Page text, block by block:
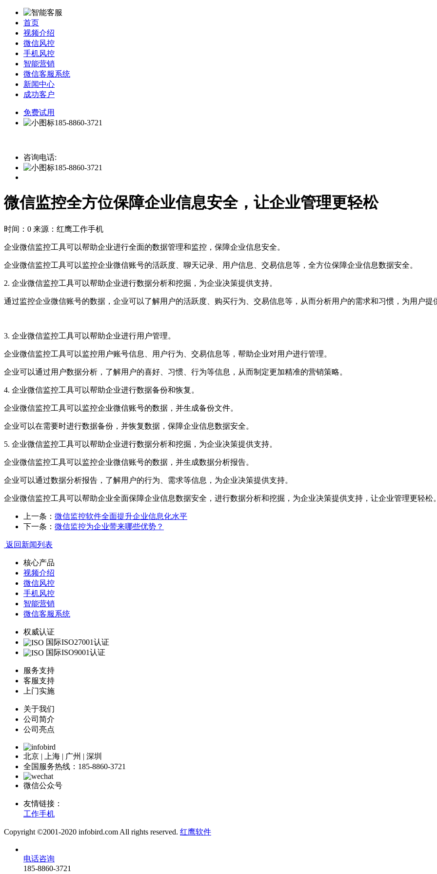
首页
视频介绍
微信风控
手机风控
智能营销
微信客服系统
新闻中心
成功客户
免费试用
185-8860-3721
咨询电话:
185-8860-3721
微信监控全方位保障企业信息安全，让企业管理更轻松
时间：0 来源：红鹰工作手机
企业微信监控工具可以帮助企业进行全面的数据管理和监控，保障企业信息安全。
企业微信监控工具可以监控企业微信账号的活跃度、聊天记录、用户信息、交易信息等，全方位保障企业信息数据安全。
2. 企业微信监控工具可以帮助企业进行数据分析和挖掘，为企业决策提供支持。
通过监控企业微信账号的数据，企业可以了解用户的活跃度、购买行为、交易信息等，从而分析用户的需求和习惯，为用户提
3. 企业微信监控工具可以帮助企业进行用户管理。
企业微信监控工具可以监控用户账号信息、用户行为、交易信息等，帮助企业对用户进行管理。
企业可以通过用户数据分析，了解用户的喜好、习惯、行为等信息，从而制定更加精准的营销策略。
4. 企业微信监控工具可以帮助企业进行数据备份和恢复。
企业微信监控工具可以监控企业微信账号的数据，并生成备份文件。
企业可以在需要时进行数据备份，并恢复数据，保障企业信息数据安全。
5. 企业微信监控工具可以帮助企业进行数据分析和挖掘，为企业决策提供支持。
企业微信监控工具可以监控企业微信账号的数据，并生成数据分析报告。
企业可以通过数据分析报告，了解用户的行为、需求等信息，为企业决策提供支持。
企业微信监控工具可以帮助企业全面保障企业信息数据安全，进行数据分析和挖掘，为企业决策提供支持，让企业管理更轻松。
上一条： 微信监控软件全面提升企业信息化水平
下一条： 微信监控为企业带来哪些优势？
返回新闻列表
核心产品
视频介绍
微信风控
手机风控
智能营销
微信客服系统
权威认证
国际ISO27001认证
国际ISO9001认证
服务支持
客服支持
上门实施
关于我们
公司简介
公司亮点
北京 | 上海 | 广州 | 深圳
全国服务热线：185-8860-3721
微信公众号
友情链接：
工作手机
Copyright ©2001-2020 infobird.com All rights reserved. 红鹰软件
电话咨询
185-8860-3721